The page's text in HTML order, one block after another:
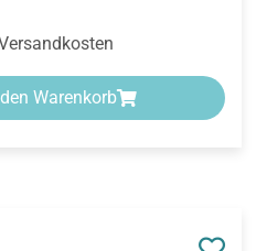
den Warenkorb